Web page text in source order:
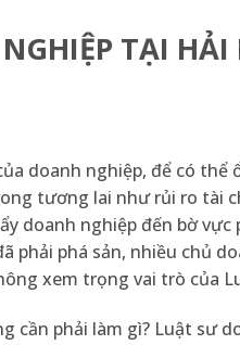
TẠI HẢI
doanh nghiệp, để có
tương lai như rủi ro tài
doanh nghiệp đến bờ
phải phá sản, nhiều chủ
xem trọng vai trò của
cần phải làm gì? Luật sư